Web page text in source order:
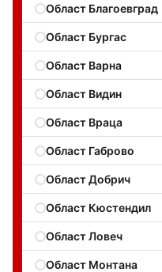
Област Благоевград
Област Бургас
Област Варна
Област Видин
Област Враца
Област Габрово
Област Добрич
Област Кюстендил
Област Ловеч
Област Монтана